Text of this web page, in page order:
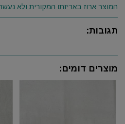
המוצר ארוז באריזתו המקורית ולא
תגובות:
מוצרים דומים: